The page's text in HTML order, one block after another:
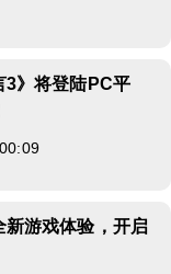
3》将登陆PC平
新游戏体验，开启